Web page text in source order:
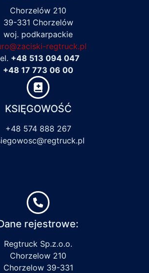
Chorzelów 210
39-331 Chorzelów
woj. podkarpackie
regtruck.pl
+48 513 094 047
+48 17 773 06 00
KSIĘGOWOŚĆ
+48 574 888 267
rejestrowe:
Regtruck Sp.z.o.o.
Chorzelow 210
Chorzelow 39-331